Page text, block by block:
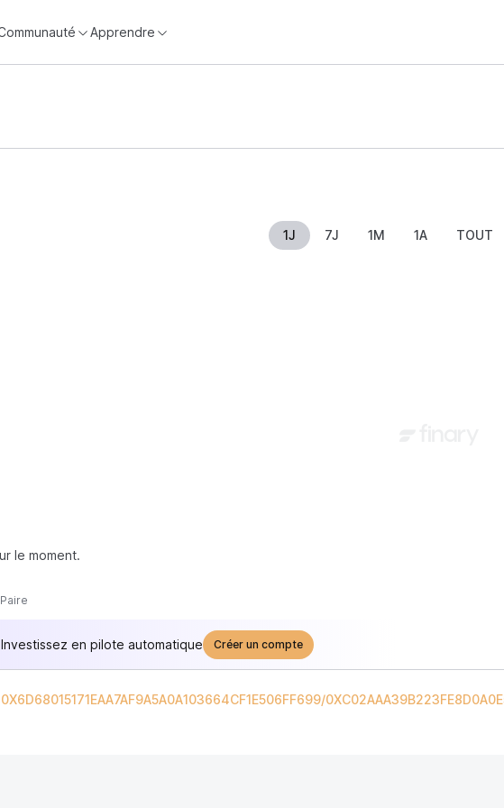
Apprendre
1J 7J 1M 1A TOUT
le moment.
Paire
Investissez en pilote automatique Créer un compte
0X6D68015171EAA7AF9A5A0A103664CF1E506FF699/